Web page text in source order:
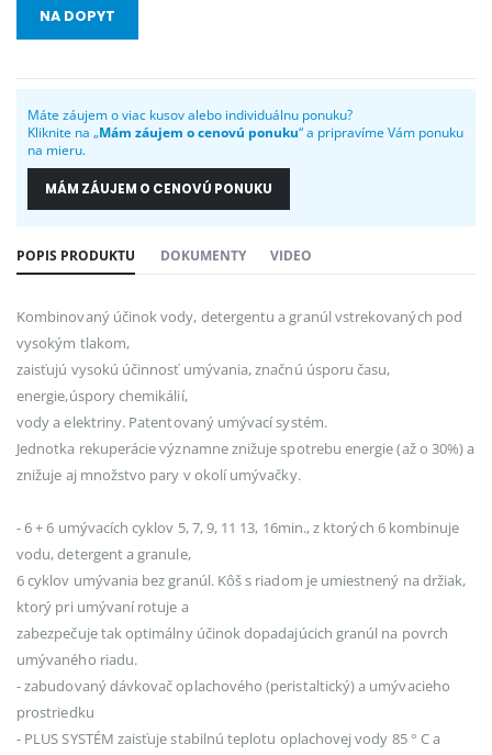
NA DOPYT
Máte záujem o viac kusov alebo individuálnu ponuku?
Kliknite na „Mám záujem o cenovú ponuku“ a pripravíme Vám ponuku
na mieru.
MÁM ZÁUJEM O CENOVÚ PONUKU
POPIS PRODUKTU DOKUMENTY VIDEO
Kombinovaný účinok vody, detergentu a granúl vstrekovaných pod
vysokým tlakom,
zaisťujú vysokú účinnosť umývania, značnú úsporu času,
energie,úspory chemikálií,
vody a elektriny. Patentovaný umývací systém.
Jednotka rekuperácie významne znižuje spotrebu energie (až o 30%) a
znižuje aj množstvo pary v okolí umývačky.
- 6 + 6 umývacích cyklov 5, 7, 9, 11 13, 16min., z ktorých 6 kombinuje
vodu, detergent a granule,
6 cyklov umývania bez granúl. Kôš s riadom je umiestnený na držiak,
ktorý pri umývaní rotuje a
zabezpečuje tak optimálny účinok dopadajúcich granúl na povrch
umývaného riadu.
- zabudovaný dávkovač oplachového (peristaltický) a umývacieho
prostriedku
- PLUS SYSTÉM zaisťuje stabilnú teplotu oplachovej vody 85 ° C a